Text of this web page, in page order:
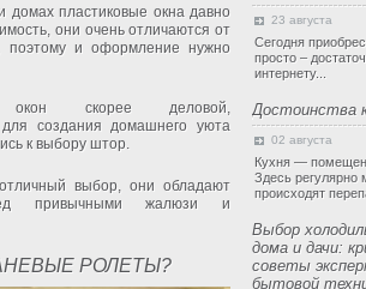
домах пластиковые окна давно
они очень отличаются от
поэтому и оформление нужно
окон скорее деловой,
для создания домашнего уюта
к выбору штор.
выбор, они обладают
привычными жалюзи и
РОЛЕТЫ?
23 августа
Сегодня
просто –
интернету...
Достоинства
02 августа
Кухня —
Здесь регулярно
происходят
Выбор
дома и дачи:
советы
бытовой